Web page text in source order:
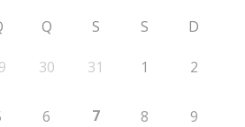
Q S S D
30 31 1 2
6 7 8 9